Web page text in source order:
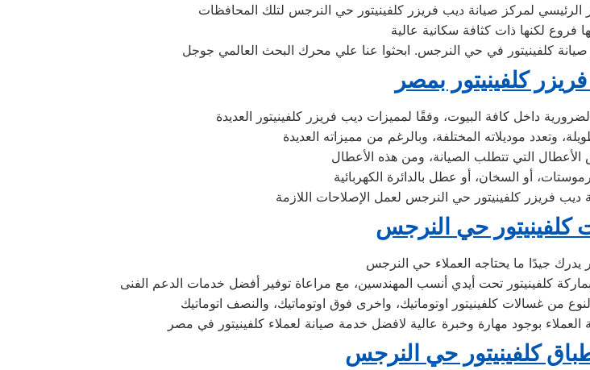
صيانة كلفينيتور في حي النرجس. ابحثوا عنا علي محرك البحث العالمي جوجل
كلفينيتور بمصر
كلفينيتور حي النرجس
كلفينيتور حي النرجس